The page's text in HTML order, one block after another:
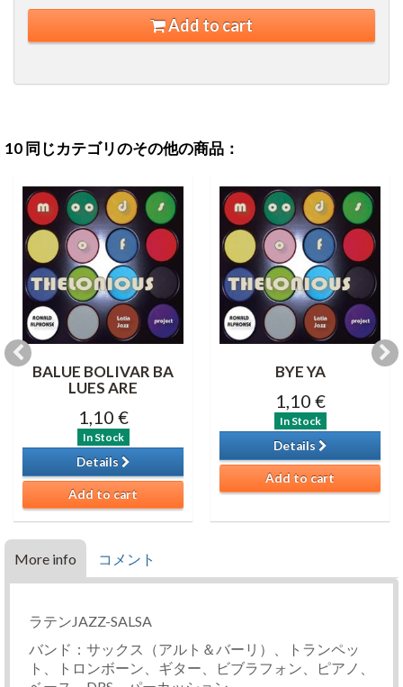
Add to cart
10 同じカテゴリのその他の商品：
BALUE BOLIVAR BA
LUES ARE
1,10 €
In Stock
Details
Add to cart
BYE YA
1,10 €
In Stock
Details
Add to cart
More info コメント
ラテンJAZZ-SALSA
バンド：サックス（アルト＆バーリ）、トランペッ
ト、トロンボーン、ギター、ビブラフォン、ピアノ、